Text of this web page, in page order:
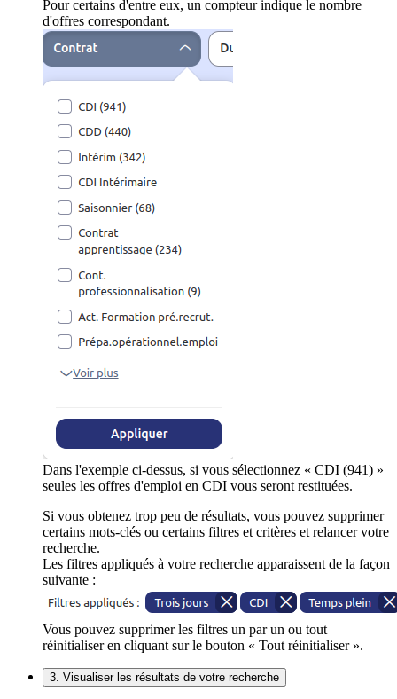
Pour certains d'entre eux, un compteur indique le nombre
d'offres correspondant.
Dans l'exemple ci-dessus, si vous sélectionnez « CDI (941) »
seules les offres d'emploi en CDI vous seront restituées.
Si vous obtenez trop peu de résultats, vous pouvez supprimer
certains mots-clés ou certains filtres et critères et relancer votre
recherche.
Les filtres appliqués à votre recherche apparaissent de la façon
suivante :
Vous pouvez supprimer les filtres un par un ou tout
réinitialiser en cliquant sur le bouton « Tout réinitialiser ».
3. Visualiser les résultats de votre recherche